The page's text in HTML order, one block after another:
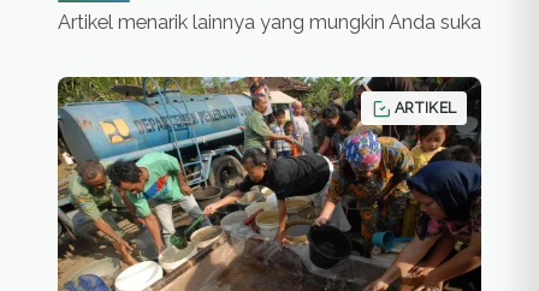
Artikel menarik lainnya yang mungkin Anda suka
ARTIKEL